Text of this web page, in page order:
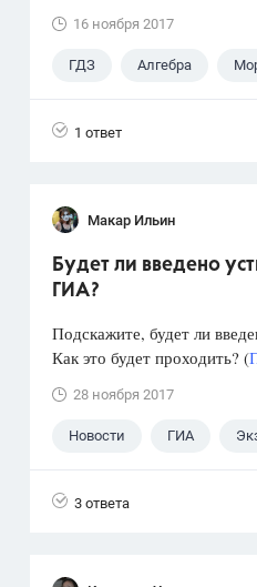
16 ноября 2017
ГДЗ Алгебра
1 ответ
Макар Ильин
Будет ли введено
ГИА?
Подскажите, будет ли
Как это будет проходить? (
28 ноября 2017
Новости ГИА
3 ответа